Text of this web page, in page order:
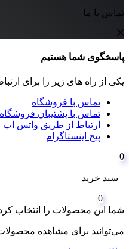
تماس با ما
پاسخگوی شما هستیم
یکی از راه های زیر را برای
تماس با فروشگاه
تماس با پشتیبان فروشگاه
ارتباط از طریق واتس اپ
پیج اینستاگرام
0
سبد خرید
0
شما این محصولات را انتخاب
می‌توانید برای مشاهده